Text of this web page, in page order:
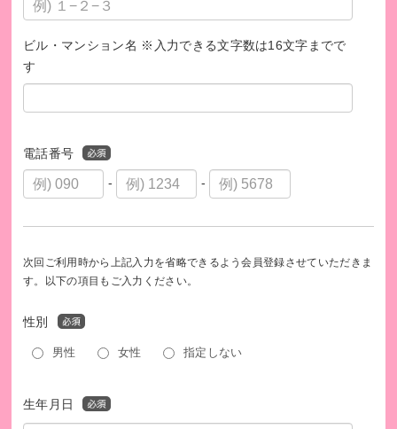
されています。
なります。
※500円以上のご寄付には、領収書を発行いたします。
※領収書は、前年のご寄付分をまとめて翌年1月末にお届けし
ます。
※領収書の日付は、シャプラニールへの入金日となるため、
ビル・マンション名 ※入力できる文字数は16文字までで
す
電話番号
- -
次回ご利用時から上記入力を省略できるよう会員登録させていただきま
す。以下の項目もご入力ください。
性別
男性 女性 指定しない
生年月日